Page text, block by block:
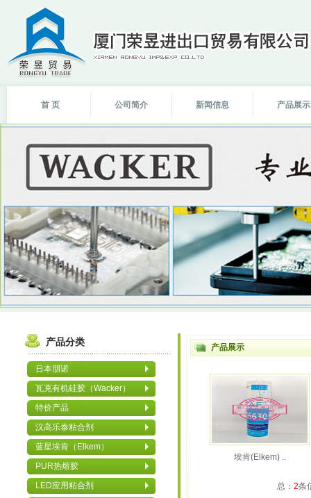
首 页 公司简介 新闻信息 产品展示
产品分类
日本朋诺
瓦克有机硅胶（Wacker）
特价产品
汉高乐泰粘合剂
蓝星埃肯（Elkem）
PUR热熔胶
LED应用粘合剂
产品展示
埃肯(Elkem) ..
总： 2条